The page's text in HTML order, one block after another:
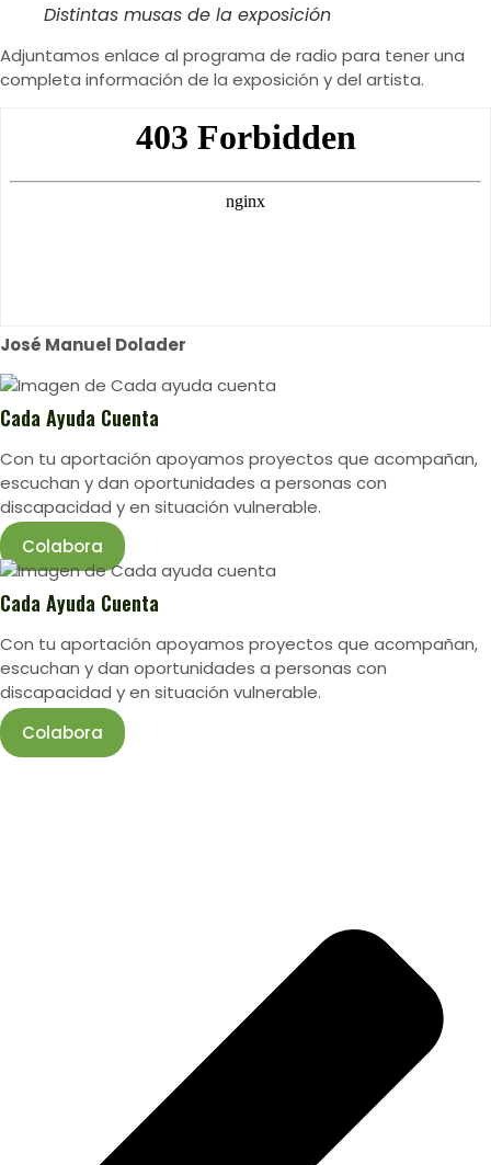
Distintas musas de la exposición
Adjuntamos enlace al programa de radio para tener una
completa información de la exposición y del artista.
José Manuel Dolader
Cada Ayuda Cuenta
Con tu aportación apoyamos proyectos que acompañan,
escuchan y dan oportunidades a personas con
discapacidad y en situación vulnerable.
Colabora
Cada Ayuda Cuenta
Con tu aportación apoyamos proyectos que acompañan,
escuchan y dan oportunidades a personas con
discapacidad y en situación vulnerable.
Colabora